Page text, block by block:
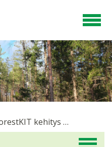
Etapio ForestKIT kehitys etenee hurjalla tahdilla – uusia osaajia mukaan kehitykseen